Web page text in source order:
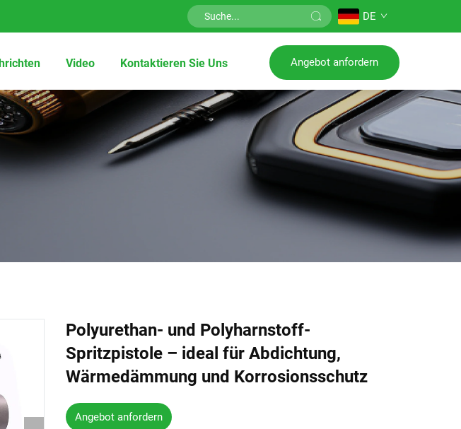
DE
Video Kontaktieren Sie Uns Angebot anfordern
Polyurethan- und Polyharnstoff-
Spritzpistole – ideal für Abdichtung,
Wärmedämmung und Korrosionsschutz
Angebot anfordern